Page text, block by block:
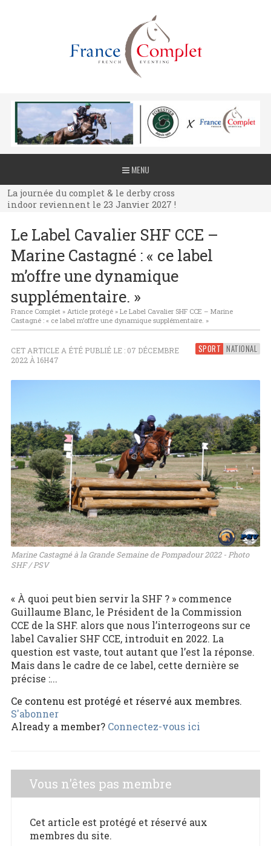
MENU
La journée du complet & le derby cross
indoor reviennent le 23 Janvier 2027 !
La journée du complet & le derby cross
indoor reviennent le 23 Janvier 2027 !
indoor reviennent le 23 Janvier 2027 !
Le Label Cavalier SHF CCE –
Marine Castagné : « ce label
m’offre une dynamique
supplémentaire. »
France Complet» Article protégé» Le Label Cavalier SHF CCE – Marine
Castagné : « ce label m’offre une dynamique supplémentaire. »
SPORT NATIONAL
CET ARTICLE A ÉTÉ PUBLIÉ LE : 07 DÉCEMBRE
2022 À 16H47
Marine Castagné à la Grande Semaine de Pompadour 2022 - Photo
SHF / PSV
« À quoi peut bien servir la SHF ? » commence
Guillaume Blanc, le Président de la Commission
CCE de la SHF. alors que nous l’interrogeons sur ce
label Cavalier SHF CCE, introduit en 2022. La
question est vaste, tout autant que l’est la réponse.
Mais dans le cadre de ce label, cette dernière se
précise :...
Ce contenu est protégé et réservé aux membres.
S'abonner
Already a member? Connectez-vous ici
Vous n'êtes pas membre
Cet article est protégé et réservé aux
membres du site.